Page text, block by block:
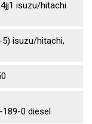
isuzu/hitachi
isuzu/hitachi,
0 diesel